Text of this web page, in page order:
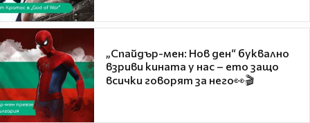
„Спайдър-мен: Нов ден“ буквално
взриви кината у нас – ето защо
всички говорят за него👀🎬